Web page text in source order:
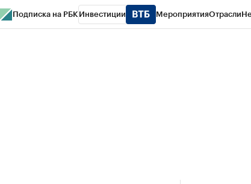
Подписка на РБК Инвестиции МероприятияОтрасли